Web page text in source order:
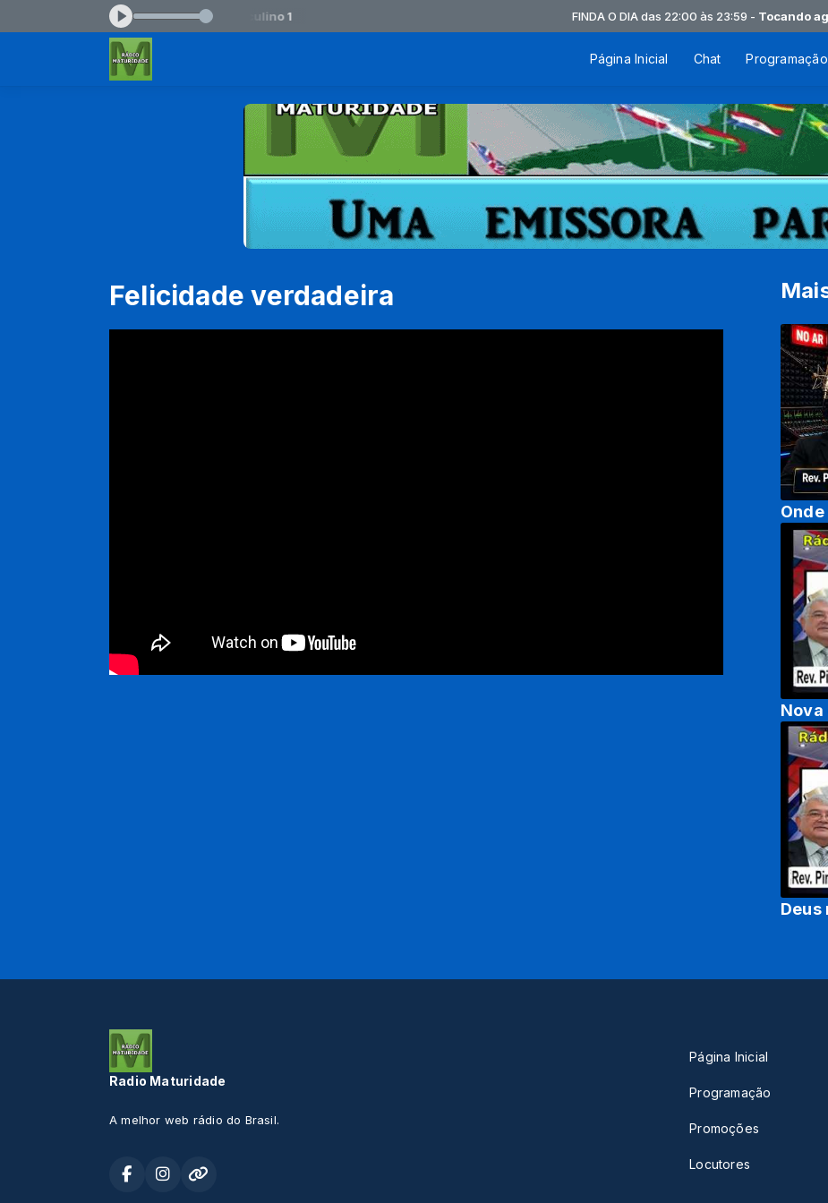
Tocando agora: Hora certa - Masculino 1 FINDA O DIA das 22:00 às 23:59 -Tocando
Página Inicial Chat Programação
Felicidade verdadeira
Deus
Radio Maturidade
A melhor web rádio do Brasil.
Página Inicial
Programação
Promoções
Locutores